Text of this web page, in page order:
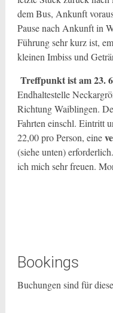
dem Bus, Ankunft
Pause nach Ankunft in
Führung sehr kurz ist,
kleinen Imbiss und
Treffpunkt ist am 23.
Endhaltestelle
Richtung Waiblingen.
Fahrten einschl. Eintritt
22,00 pro Person, eine
(siehe unten)
ich mich sehr freuen.
Bookings
Buchungen sind für